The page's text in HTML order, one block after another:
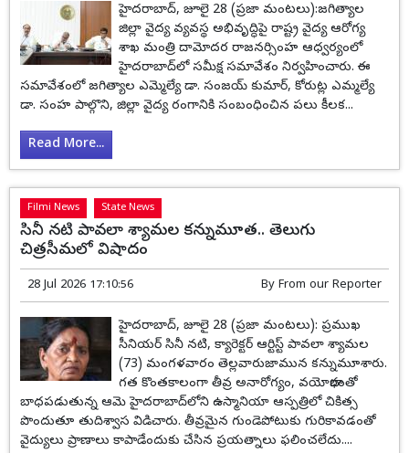
హైదరాబాద్, జూలై 28 (ప్రజా మంటలు):జగిత్యాల
జిల్లా వైద్య వ్యవస్థ అభివృద్ధిపై రాష్ట్ర వైద్య ఆరోగ్య
శాఖ మంత్రి దామోదర రాజనర్సింహ ఆధ్వర్యంలో
హైదరాబాద్‌లో సమీక్ష సమావేశం నిర్వహించారు. ఈ
సమావేశంలో జగిత్యాల ఎమ్మెల్యే డా. సంజయ్ కుమార్, కోరుట్ల ఎమ్మల్యే
డా. సంహ పాల్గొని, జిల్లా వైద్య రంగానికి సంబంధించిన పలు కీలక...
Read More...
Filmi News State News
సినీ నటి పావలా శ్యామల కన్నుమూత.. తెలుగు
చిత్రసీమలో విషాదం
28 Jul 2026 17:10:56 By From our Reporter
హైదరాబాద్, జూలై 28 (ప్రజా మంటలు): ప్రముఖ
సీనియర్ సినీ నటి, క్యారెక్టర్ ఆర్టిస్ట్ పావలా శ్యామల
(73) మంగళవారం తెల్లవారుజామున కన్నుమూశారు.
గత కొంతకాలంగా తీవ్ర అనారోగ్యం, వయోభారంతో
బాధపడుతున్న ఆమె హైదరాబాద్‌లోని ఉస్మానియా ఆస్పత్రిలో చికిత్స
పొందుతూ తుదిశ్వాస విడిచారు. తీవ్రమైన గుండెపోటుకు గురికావడంతో
వైద్యులు ప్రాణాలు కాపాడేందుకు చేసిన ప్రయత్నాలు ఫలించలేదు....